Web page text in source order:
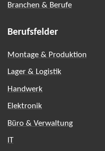
Branchen & Berufe
Berufsfelder
Montage & Produktion
Lager & Logistik
Handwerk
Elektronik
Büro & Verwaltung
IT